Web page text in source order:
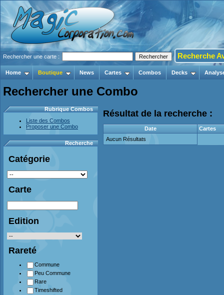
Rechercher une carte : Recherche
Home Boutique News Cartes Combos Decks
Rechercher une Combo
Rubrique Combos
Liste des Combos
Proposer une Combo
Recherche
Catégorie
Carte
Edition
Rareté
Commune
Peu Commune
Rare
Timeshifted
Résultat de la recherche :
Date
Cartes
Aucun Résultats